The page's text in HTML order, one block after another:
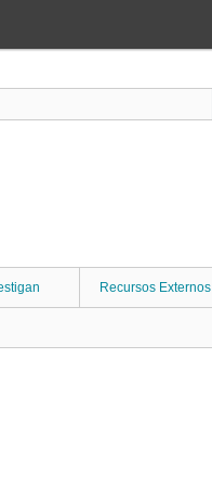
Recursos Externos